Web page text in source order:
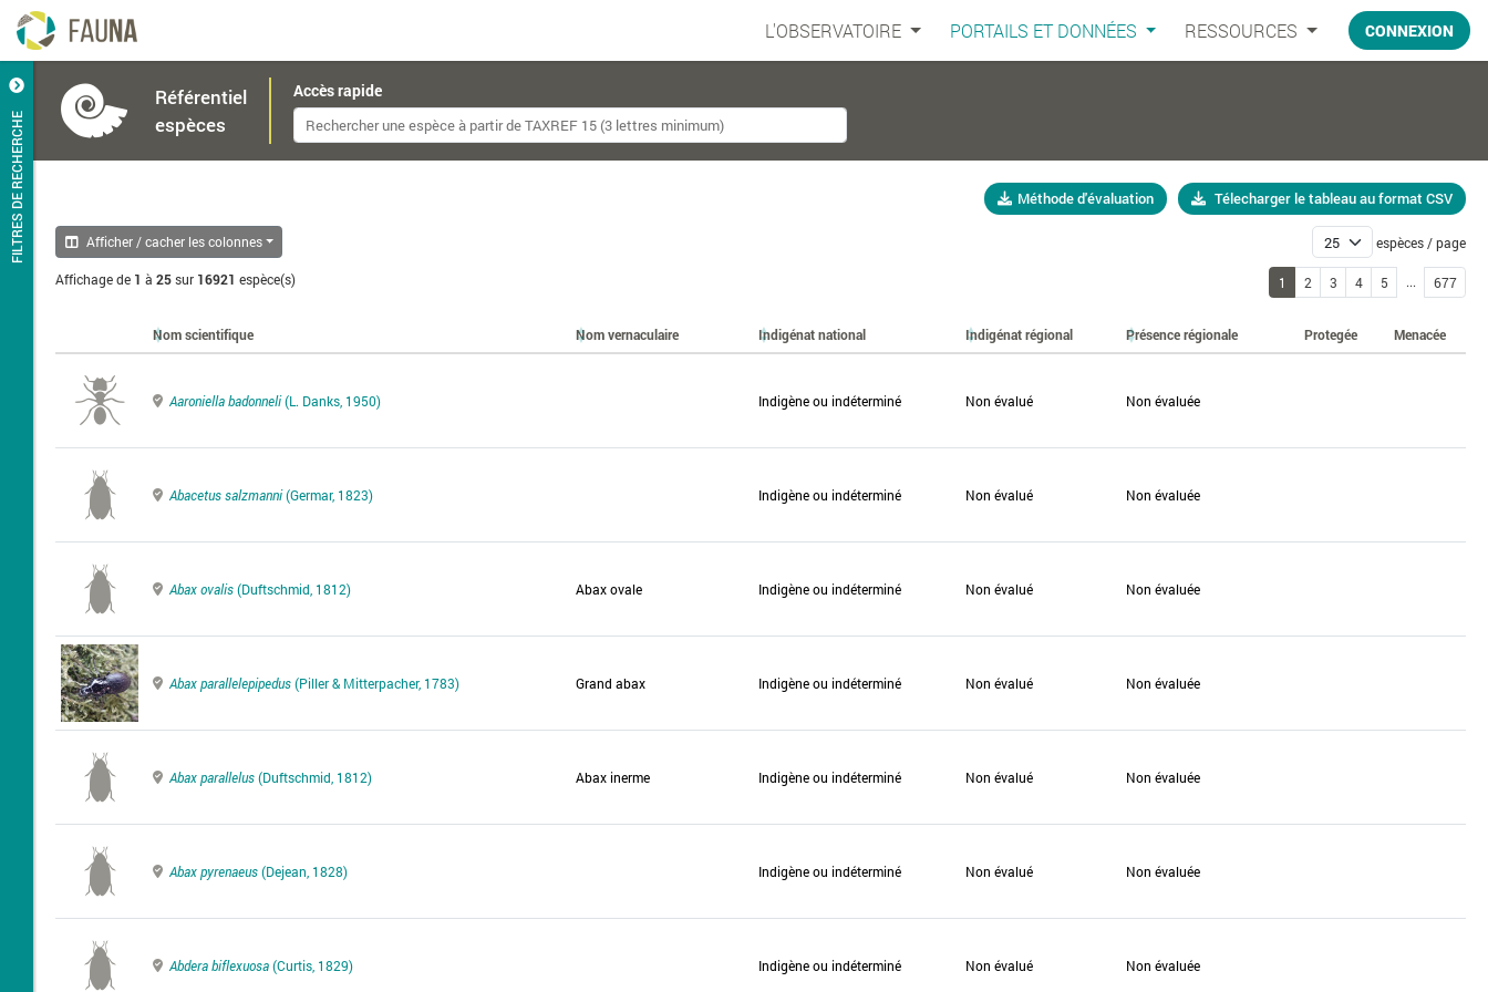
L'OBSERVATOIRE PORTAILS ET DONNÉES RESSOURCES CONNEXION
FILTRES DE RECHERCHE
Référentiel
espèces
Accès rapide
Méthode d'évaluation Télecharger le tableau au format CSV
Afficher / cacher les colonnes
Affichage de 1 à 25sur 16921 espèce(s)
espèces / page
1 2 3 4 5 ... 677
Nom scientifique Nom vernaculaire Indigénat national Indigénat régional Présence régionale Protegée Menacée
Aaroniella badonneli(L. Danks, 1950) Indigène ou indéterminé Non évalué Non évaluée
Abacetus salzmanni(Germar, 1823) Indigène ou indéterminé Non évalué Non évaluée
Abax ovalis(Duftschmid, 1812) Abax ovale Indigène ou indéterminé Non évalué Non évaluée
Abax parallelepipedus(Piller & Mitterpacher, 1783) Grand abax Indigène ou indéterminé Non évalué Non évaluée
Abax parallelus(Duftschmid, 1812) Abax inerme Indigène ou indéterminé Non évalué Non évaluée
Abax pyrenaeus(Dejean, 1828) Indigène ou indéterminé Non évalué Non évaluée
Abdera biflexuosa(Curtis, 1829) Indigène ou indéterminé Non évalué Non évaluée